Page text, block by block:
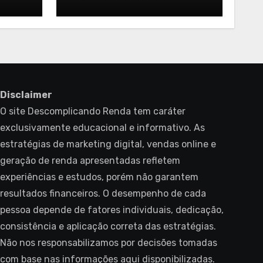
focado em conversão
Disclaimer
O site Descomplicando Renda tem caráter
exclusivamente educacional e informativo. As
estratégias de marketing digital, vendas online e
geração de renda apresentadas refletem
experiências e estudos, porém não garantem
resultados financeiros. O desempenho de cada
pessoa depende de fatores individuais, dedicação,
consistência e aplicação correta das estratégias.
Não nos responsabilizamos por decisões tomadas
com base nas informações aqui disponibilizadas.